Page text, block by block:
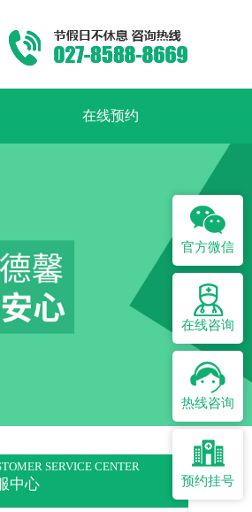
在线预约
SERVICE CENTER
中心
官方微信
在线咨询
热线咨询
预约挂号